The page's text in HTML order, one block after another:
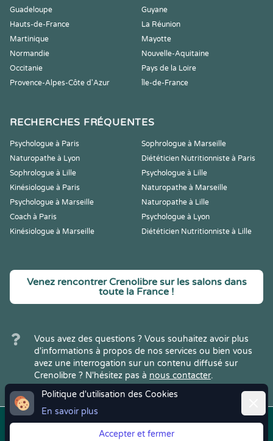
Politique d'utilisation des Cookies
En savoir plus
Accepter et fermer
Guadeloupe
Guyane
Hauts-de-France
La Réunion
Martinique
Mayotte
Normandie
Nouvelle-Aquitaine
Occitanie
Pays de la Loire
Provence-Alpes-Côte d'Azur
Île-de-France
RECHERCHES FRÉQUENTES
Psychologue à Paris
Sophrologue à Marseille
Naturopathe à Lyon
Diététicien Nutritionniste à Paris
Sophrologue à Lille
Psychologue à Lille
Kinésiologue à Paris
Naturopathe à Marseille
Psychologue à Marseille
Naturopathe à Lille
Coach à Paris
Psychologue à Lyon
Kinésiologue à Marseille
Diététicien Nutritionniste à Lille
Venez rencontrer Crenolibre sur les salons dans
toute la France !
Vous avez des questions ? Vous souhaitez avoir plus
d'informations à propos de nos services ou bien vous
avez une interrogation sur un contenu diffusé sur
Crenolibre ? N'hésitez pas à nous contacter.
Copyright © 2022Crenolibre, tous
Mentions
Légales
| CGV | RGPD